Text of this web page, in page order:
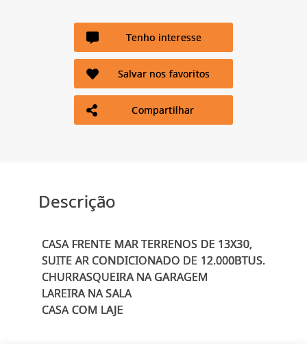
Tenho interesse
Salvar nos favoritos
Compartilhar
Descrição
CASA FRENTE MAR TERRENOS DE 13X30,
SUITE AR CONDICIONADO DE 12.000BTUS.
CHURRASQUEIRA NA GARAGEM
LAREIRA NA SALA